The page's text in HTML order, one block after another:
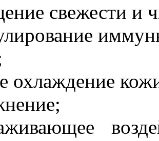
свежести и
охлаждение